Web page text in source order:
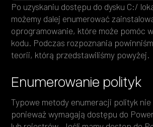
Po uzyskaniu dostępu do dysku C:/
możemy dalej enumerować
oprogramowanie, które może pomóc
kodu. Podczas rozpoznania
teorii, którą przedstawiliśmy powyżej.
Enumerowanie polityk
Typowe metody enumeracji polityk nie
ponieważ wymagają dostępu do